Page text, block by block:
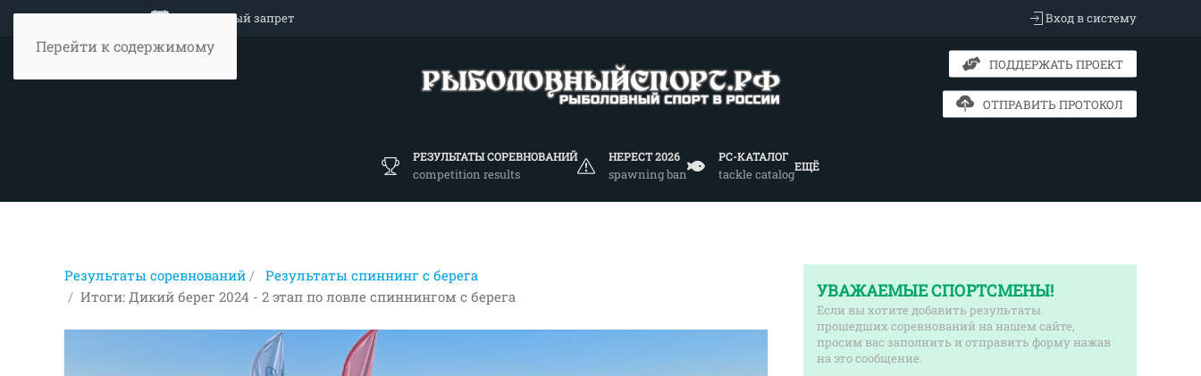
Перейти к содержимому
Объявление Нерестовый запрет Вход в систему
ПОДДЕРЖАТЬ ПРОЕКТ
ОТПРАВИТЬ ПРОТОКОЛ
РЕЗУЛЬТАТЫ СОРЕВНОВАНИЙ
competition results
НЕРЕСТ 2026
spawning ban
РС-КАТАЛОГ
tackle catalog
ЕЩЁ
Результаты соревнований
Результаты спиннинг с берега
Итоги: Дикий берег 2024 - 2 этап по ловле спиннингом с берега
УВАЖАЕМЫЕ СПОРТСМЕНЫ!
Если вы хотите добавить результаты
прошедших соревнований на нашем сайте,
просим вас заполнить и отправить форму нажав
на это сообщение.